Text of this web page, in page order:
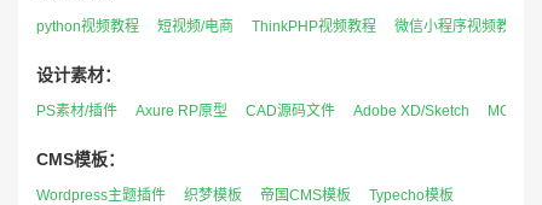
python视频教程 短视频/电商 ThinkPHP视频教程 微信小程序视频教程
设计素材：
PS素材/插件 Axure RP原型 CAD源码文件 Adobe XD/Sketch MG资源
CMS模板：
Wordpress主题插件 织梦模板 帝国CMS模板 Typecho模板